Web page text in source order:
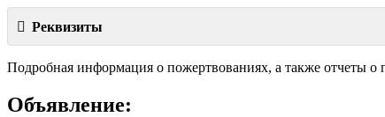
Реквизиты
Подробная информация о пожертвованиях, а также отчеты
Объявление: